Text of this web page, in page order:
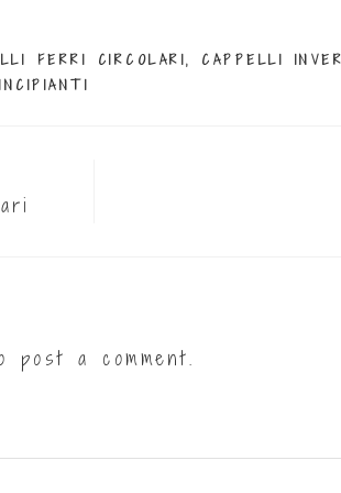
FERRI CIRCOLARI , CAPPELLI
post a comment.